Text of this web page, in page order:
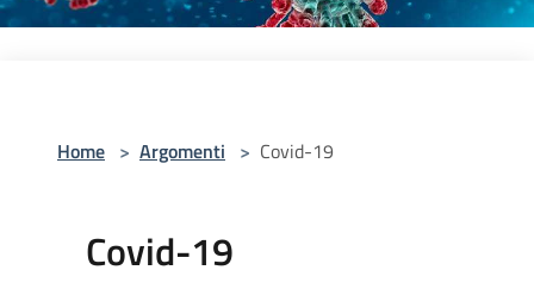
Home > Argomenti > Covid-19
Covid-19